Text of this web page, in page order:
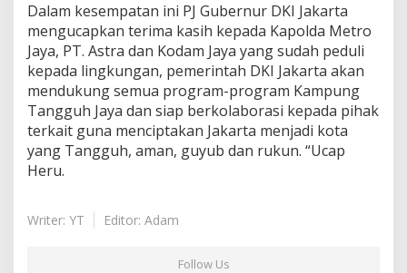
Dalam kesempatan ini PJ Gubernur DKI Jakarta
mengucapkan terima kasih kepada Kapolda Metro
Jaya, PT. Astra dan Kodam Jaya yang sudah peduli
kepada lingkungan, pemerintah DKI Jakarta akan
mendukung semua program-program Kampung
Tangguh Jaya dan siap berkolaborasi kepada pihak
terkait guna menciptakan Jakarta menjadi kota
yang Tangguh, aman, guyub dan rukun. “Ucap
Heru.
Writer: YT Editor: Adam
Follow Us